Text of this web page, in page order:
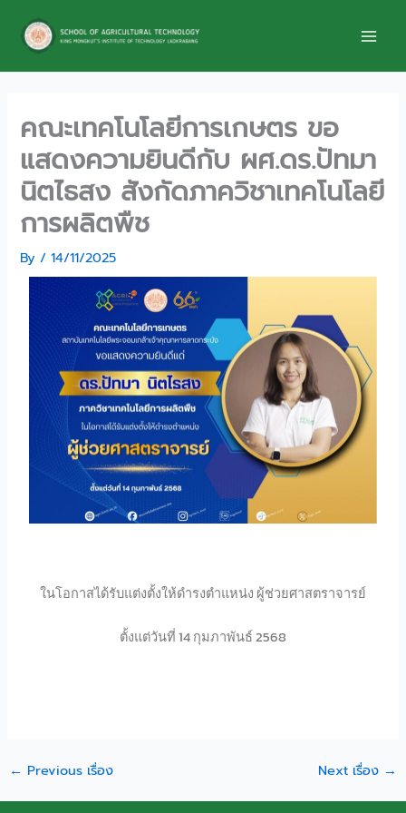
content
คณะเทคโนโลยีการเกษตร ขอ
แสดงความยินดีกับ ผศ.ดร.ปัทมา
นิตไธสง สังกัดภาควิชาเทคโนโลยี
การผลิตพืช
By/14/11/2025
ในโอกาสได้รับแต่งตั้งให้ดำรงตำแหน่ง ผู้ช่วยศาสตราจารย์
ตั้งแต่วันที่ 14 กุมภาพันธ์ 2568
← Previous เรื่อง Next เรื่อง →